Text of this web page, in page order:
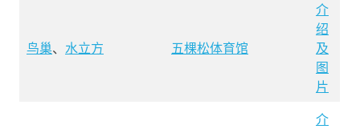
鸟巢、 水立方 五棵松体育馆
介
绍
及
图
片
介